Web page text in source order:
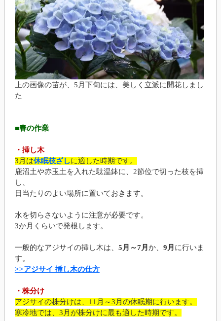
上の画像の苗が、5月下旬には、美しく立派に開花しまし
た
■春の作業
・挿し木
3月は休眠枝ざしに適した時期です。
鹿沼土や赤玉土を入れた駄温鉢に、2節位で切った枝を挿
し、
日当たりのよい場所に置いておきます。
水を切らさないように注意が必要です。
3か月くらいで発根します。
一般的なアジサイの挿し木は、 5月～7月 か、 9月 に行いま
す。
>>アジサイ 挿し木の仕方
・株分け
アジサイの株分けは、11月～3月の休眠期に行います。
寒冷地では、3月が株分けに最も適した時期です。